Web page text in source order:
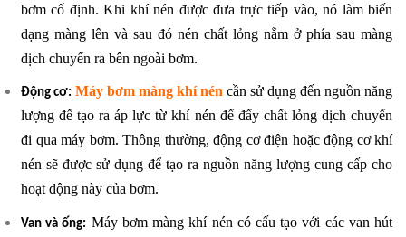
bơm cố định. Khi khí nén được đưa trực tiếp vào, nó làm biến
dạng màng lên và sau đó nén chất lỏng nằm ở phía sau màng
dịch chuyển ra bên ngoài bơm.
Động cơ: Máy bơm màng khí nén cần sử dụng đến nguồn năng
lượng để tạo ra áp lực từ khí nén để đẩy chất lỏng dịch chuyển
đi qua máy bơm. Thông thường, động cơ điện hoặc động cơ khí
nén sẽ được sử dụng để tạo ra nguồn năng lượng cung cấp cho
hoạt động này của bơm.
Van và ống: Máy bơm màng khí nén có cấu tạo với các van hút